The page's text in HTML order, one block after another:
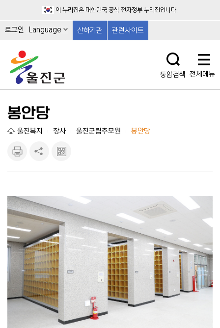
이 누리집은 대한민국 공식 전자정부 누리집입니다.
로그인 Language 산하기관 관련사이트
통합검색 전체메뉴
봉안당
울진복지 장사 울진군립추모원 봉안당
기
기
크 보